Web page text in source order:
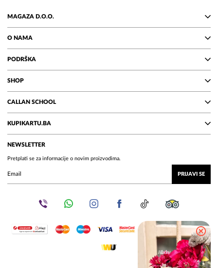
MAGAZA D.O.O.
O NAMA
PODRŠKA
SHOP
CALLAN SCHOOL
KUPIKARTU.BA
NEWSLETTER
Pretplati se za informacije o novim proizvodima.
PRIJAVI SE